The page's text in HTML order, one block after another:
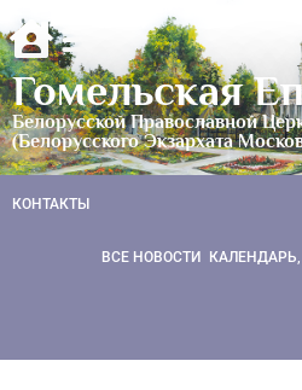
Гомельская
Белорусской Православной
(Белорусского Экзархата
КОНТАКТЫ
ВСЕ НОВОСТИ